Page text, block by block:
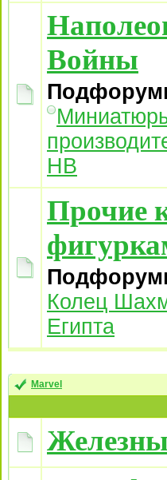
Войны
НВ
Прочие
Колец
Египта
Marvel